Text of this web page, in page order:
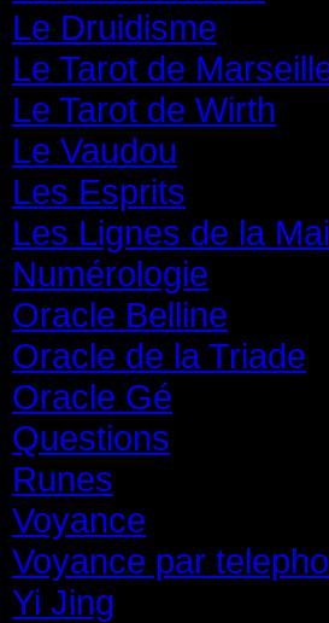
Le Druidisme
Le Tarot de
Le Tarot de Wirth
Le Vaudou
Les Esprits
Les Lignes de la
Numérologie
Oracle Belline
Oracle de la Triade
Oracle Gé
Questions
Runes
Voyance
Voyance par
Yi Jing